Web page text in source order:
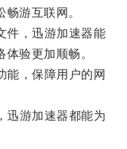
游互联网。
，迅游加速器能
验更加顺畅。
，保障用户的网
游加速器都能为